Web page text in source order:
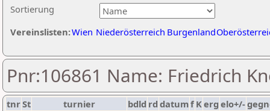
Sortierung
Vereinslisten:Wien Niederösterreich Burgenland
Pnr:106861 Name: Friedrich
tnrSt turnier bdld rd datumf Kerg elo+/-